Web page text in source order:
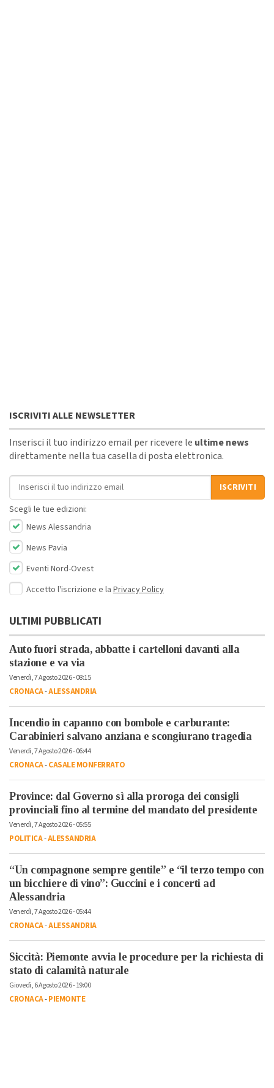
ISCRIVITI ALLE NEWSLETTER
Inserisci il tuo indirizzo email per ricevere le ultime news
direttamente nella tua casella di posta elettronica.
Indirizzo email
ISCRIVITI
Scegli le tue edizioni:
News Alessandria
News Pavia
Eventi Nord-Ovest
Accetto l'iscrizione e la Privacy Policy
ULTIMI PUBBLICATI
Auto fuori strada, abbatte i cartelloni davanti alla
stazione e va via
Venerdì, 7 Agosto 2026 - 08:15
CRONACA-ALESSANDRIA
Incendio in capanno con bombole e carburante:
Carabinieri salvano anziana e scongiurano tragedia
Venerdì, 7 Agosto 2026 - 06:44
CRONACA-CASALE MONFERRATO
Province: dal Governo sì alla proroga dei consigli
provinciali fino al termine del mandato del presidente
Venerdì, 7 Agosto 2026 - 05:55
POLITICA-ALESSANDRIA
“Un compagnone sempre gentile” e “il terzo tempo con
un bicchiere di vino”: Guccini e i concerti ad
Alessandria
Venerdì, 7 Agosto 2026 - 05:44
CRONACA-ALESSANDRIA
Siccità: Piemonte avvia le procedure per la richiesta di
stato di calamità naturale
Giovedì, 6 Agosto 2026 - 19:00
CRONACA-PIEMONTE